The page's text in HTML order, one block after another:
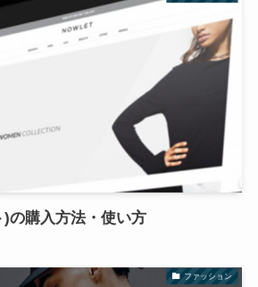
の購入方法・使い方
ファッション